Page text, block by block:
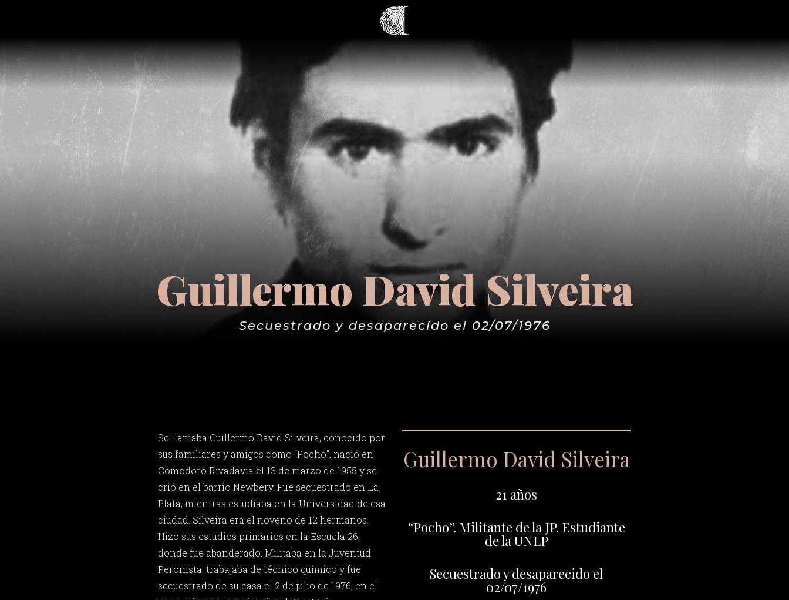
Guillermo David Silveira
Secuestrado y desaparecido el 02/07/1976
Se llamaba Guillermo David Silveira, conocido por
sus familiares y amigos como “Pocho”, nació en
Comodoro Rivadavia el 13 de marzo de 1955 y se
crió en el barrio Newbery. Fue secuestrado en La
Plata, mientras estudiaba en la Universidad de esa
ciudad. Silveira era el noveno de 12 hermanos.
Hizo sus estudios primarios en la Escuela 26,
donde fue abanderado. Militaba en la Juventud
Peronista, trabajaba de técnico químico y fue
secuestrado de su casa el 2 de julio de 1976, en el
Guillermo David Silveira
21 años
“Pocho”. Militante de la JP. Estudiante
de la UNLP
Secuestrado y desaparecido el
02/07/1976